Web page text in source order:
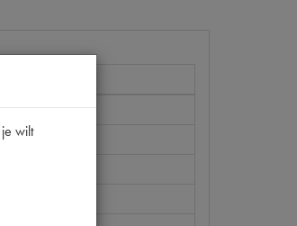
wilt